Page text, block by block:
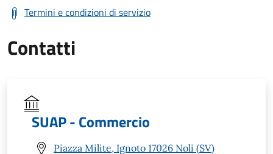
Termini e condizioni di servizio
Contatti
SUAP - Commercio
Piazza Milite, Ignoto 17026 Noli (SV)